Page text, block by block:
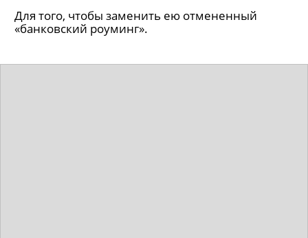
Для того, чтобы заменить ею отмененный
«банковский роуминг».